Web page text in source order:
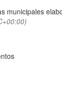
municipales